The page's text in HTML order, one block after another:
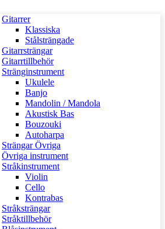
Gitarrer
Klassiska
Stålsträngade
Gitarrsträngar
Gitarrtillbehör
Stränginstrument
Ukulele
Banjo
Mandolin / Mandola
Akustisk Bas
Bouzouki
Autoharpa
Strängar Övriga
Övriga instrument
Stråkinstrument
Violin
Cello
Kontrabas
Stråksträngar
Stråktillbehör